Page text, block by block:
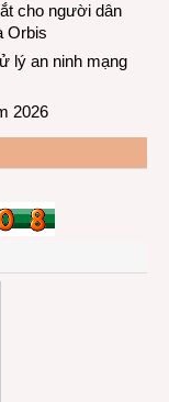
cho người dân
Orbis
lý an ninh mạng
2026